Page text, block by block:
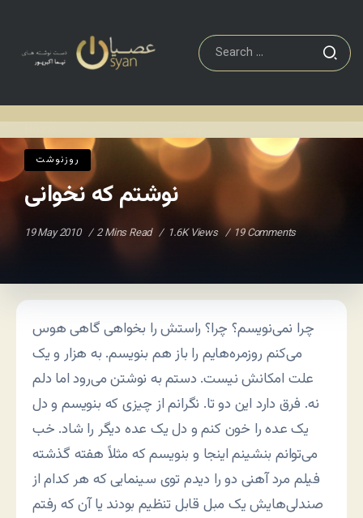
روزنوشت
نوشتم که نخوانی
19 May 2010 2 Mins Read 1.6K Views 19 Comments
چرا نمی‌نویسم؟ چرا؟ راستش را بخواهی گاهی هوس
می‌کنم روزمره‌هایم را باز هم بنویسم. به هزار و یک
علت امکانش نیست. دستم به نوشتن می‌رود اما دلم
نه. فرق دارد این دو تا. نگرانم از چیزی که بنویسم و دل
یک عده را خون کنم و دل یک عده دیگر را شاد. خب
می‌توانم بنشینم اینجا و بنویسم که مثلاً هفته گذشته
فیلم مرد آهنی دو را دیدم توی سینمایی که هر کدام از
صندلی‌هایش یک مبل قابل تنظیم بودند یا آن که رفتم